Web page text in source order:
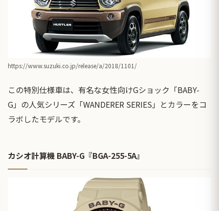
https://www.suzuki.co.jp/release/a/2018/1101/
この特別仕様車は、有名な女性向けGショック「BABY-
G」の人気シリーズ「WANDERER SERIES」とカラーをコ
ラボしたモデルです。
カシオ計算機 BABY-G『BGA-255-5A』